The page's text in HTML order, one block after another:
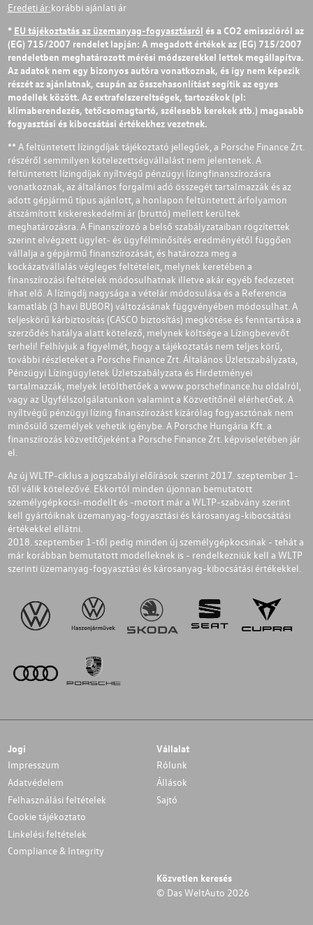
Eredeti ár:korábbi ajánlati ár
* EU tájékoztatás az üzemanyag-fogyasztásról és a CO2 emisszióról az
(EG) 715/2007 rendelet lapján: A megadott értékek az (EG) 715/2007
rendeletben meghatározott mérési módszerekkel lettek megállapítva.
Az adatok nem egy bizonyos autóra vonatkoznak, és így nem képezik
részét az ajánlatnak, csupán az összehasonlítást segítik az egyes
modellek között. Az extrafelszereltségek, tartozékok (pl:
klímaberendezés, tetőcsomagtartó, szélesebb kerekek stb.) magasabb
fogyasztási és kibocsátási értékekhez vezetnek.
** A feltüntetett lízingdíjak tájékoztató jellegűek, a Porsche Finance Zrt.
részéről semmilyen kötelezettségvállalást nem jelentenek. A
feltüntetett lízingdíjak nyíltvégű pénzügyi lízingfinanszírozásra
vonatkoznak, az általános forgalmi adó összegét tartalmazzák és az
adott gépjármű típus ajánlott, a honlapon feltüntetett árfolyamon
átszámított kiskereskedelmi ár (bruttó) mellett kerültek
meghatározásra. A Finanszírozó a belső szabályzataiban rögzítettek
szerint elvégzett ügylet- és ügyfélminősítés eredményétől függően
vállalja a gépjármű finanszírozását, és határozza meg a
kockázatvállalás végleges feltételeit, melynek keretében a
finanszírozási feltételek módosulhatnak illetve akár egyéb fedezetet
írhat elő. A lízingdíj nagysága a vételár módosulása és a Referencia
kamatláb (3 havi BUBOR) változásának függvényében módosulhat. A
teljeskörű kárbiztosítás (CASCO biztosítás) megkötése és fenntartása a
szerződés hatálya alatt kötelező, melynek költsége a Lízingbevevőt
terheli! Felhívjuk a figyelmét, hogy a tájékoztatás nem teljes körű,
további részleteket a Porsche Finance Zrt. Általános Üzletszabályzata,
Pénzügyi Lízingügyletek Üzletszabályzata és Hirdetményei
tartalmazzák, melyek letölthetőek a www.porschefinance.hu oldalról,
vagy az Ügyfélszolgálatunkon valamint a Közvetítőnél elérhetőek. A
nyíltvégű pénzügyi lízing finanszírozást kizárólag fogyasztónak nem
minősülő személyek vehetik igénybe. A Porsche Hungária Kft. a
finanszírozás közvetítőjeként a Porsche Finance Zrt. képviseletében jár
el.
Az új WLTP-ciklus a jogszabályi előírások szerint 2017. szeptember 1-
től válik kötelezővé. Ekkortól minden újonnan bemutatott
személygépkocsi-modellt és -motort már a WLTP-szabvány szerint
kell gyártóiknak üzemanyag-fogyasztási és károsanyag-kibocsátási
értékekkel ellátni.
2018. szeptember 1-től pedig minden új személygépkocsinak - tehát a
már korábban bemutatott modelleknek is - rendelkezniük kell a WLTP
szerinti üzemanyag-fogyasztási és károsanyag-kibocsátási értékekkel.
Jogi
Impresszum
Adatvédelem
Felhasználási feltételek
Cookie tájékoztato
Linkelési feltételek
Compliance & Integrity
Vállalat
Rólunk
Állások
Sajtó
Közvetlen keresés
© Das WeltAuto 2026